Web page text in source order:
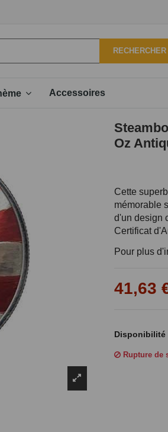
RECHERCHER
Accessoires
Oz
Cette
mémorable
d'un design
Certificat
Pour plus
41,63
Disponibilité
Rupture de